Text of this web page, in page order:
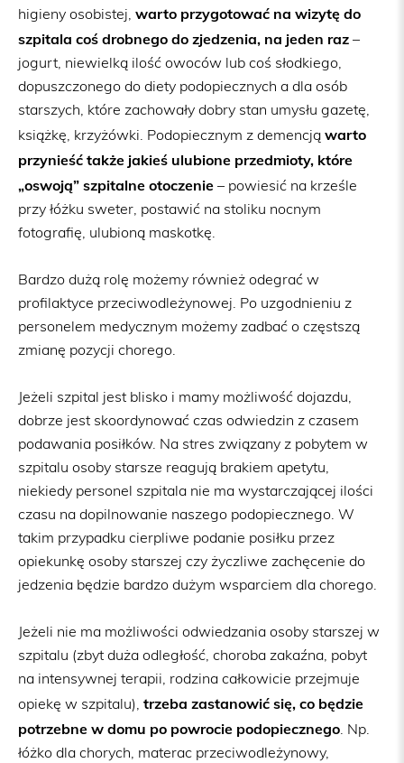
higieny osobistej, warto przygotować na wizytę do
szpitala coś drobnego do zjedzenia, na jeden raz –
jogurt, niewielką ilość owoców lub coś słodkiego,
dopuszczonego do diety podopiecznych a dla osób
starszych, które zachowały dobry stan umysłu gazetę,
książkę, krzyżówki. Podopiecznym z demencją warto
przynieść także jakieś ulubione przedmioty, które
„oswoją” szpitalne otoczenie – powiesić na krześle
przy łóżku sweter, postawić na stoliku nocnym
fotografię, ulubioną maskotkę.
Bardzo dużą rolę możemy również odegrać w
profilaktyce przeciwodleżynowej. Po uzgodnieniu z
personelem medycznym możemy zadbać o częstszą
zmianę pozycji chorego.
Jeżeli szpital jest blisko i mamy możliwość dojazdu,
dobrze jest skoordynować czas odwiedzin z czasem
podawania posiłków. Na stres związany z pobytem w
szpitalu osoby starsze reagują brakiem apetytu,
niekiedy personel szpitala nie ma wystarczającej ilości
czasu na dopilnowanie naszego podopiecznego. W
takim przypadku cierpliwe podanie posiłku przez
opiekunkę osoby starszej czy życzliwe zachęcenie do
jedzenia będzie bardzo dużym wsparciem dla chorego.
Jeżeli nie ma możliwości odwiedzania osoby starszej w
szpitalu (zbyt duża odległość, choroba zakaźna, pobyt
na intensywnej terapii, rodzina całkowicie przejmuje
opiekę w szpitalu), trzeba zastanowić się, co będzie
potrzebne w domu po powrocie podopiecznego. Np.
łóżko dla chorych, materac przeciwodleżynowy,